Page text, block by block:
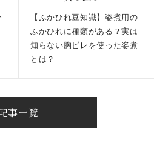
【ふかひれ豆知識】姿煮用の
ふかひれに種類がある？実は
知らない胸ビレを使った姿煮
とは？
事一覧